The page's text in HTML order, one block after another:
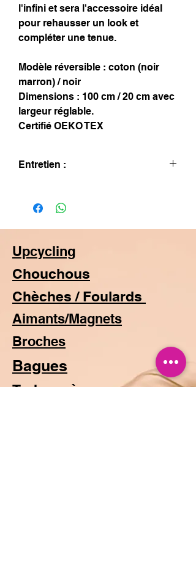
l'infini et sera l'accessoire idéal
pour rehausser un look et
compléter une tenue.
Modèle réversible : coton (noir
marron) / noir
Dimensions : 100 cm / 20 cm avec
largeur réglable.
Certifié OEKO TEX
Entretien :
Upcycling
Chouchous
Chèches / Foulards
Aimants/Magnets
Broches
Bagues
Turbans à nouer